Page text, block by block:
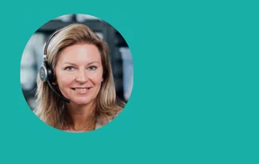
hoeveelheid calcium die door de
uitgescheiden.
241225EG deze test kan voortaan decentraal
niet meer op het lab plaats te vinden
[/content-top]